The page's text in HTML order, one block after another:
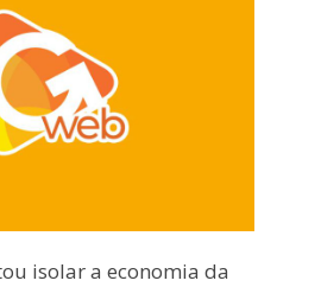
isolar a economia da